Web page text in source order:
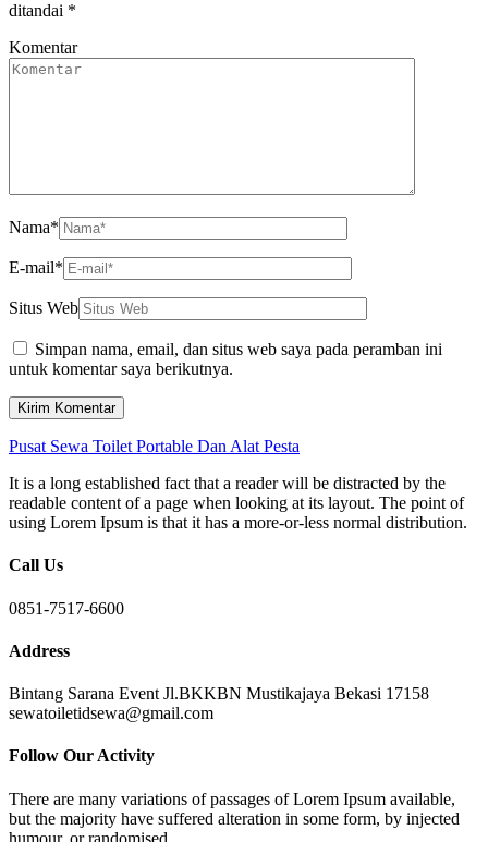
ditandai *
Komentar
Nama*
E-mail*
Situs Web
Simpan nama, email, dan situs web saya pada peramban ini
untuk komentar saya berikutnya.
Pusat Sewa Toilet Portable Dan Alat Pesta
It is a long established fact that a reader will be distracted by the
readable content of a page when looking at its layout. The point of
using Lorem Ipsum is that it has a more-or-less normal distribution.
Call Us
0851-7517-6600
Address
Bintang Sarana Event Jl.BKKBN Mustikajaya Bekasi 17158
sewatoiletidsewa@gmail.com
Follow Our Activity
There are many variations of passages of Lorem Ipsum available,
but the majority have suffered alteration in some form, by injected
humour, or randomised